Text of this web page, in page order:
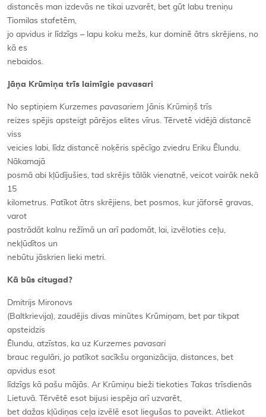
distancēs man izdevās ne tikai uzvarēt, bet gūt labu treniņu
Tiomilas stafetēm,
jo apvidus ir līdzīgs – lapu koku mežs, kur dominē ātrs skrējiens, no
kā es
nebaidos.
Jāņa Krūmiņa trīs laimīgie pavasari
No septiņiem Kurzemes pavasariem Jānis Krūmiņš trīs
reizes spējis apsteigt pārējos elites vīrus. Tērvetē vidējā distancē
viss
veicies labi, līdz distancē noķēris spēcīgo zviedru Eriku Ēlundu.
Nākamajā
posmā abi kļūdījušies, tad skrējis tālāk vienatnē, veicot vairāk nekā
15
kilometrus. Patīkot ātrs skrējiens, bet posmos, kur jāforsē gravas,
varot
pastrādāt kalnu režīmā un arī padomāt, lai, izvēloties ceļu,
nekļūdītos un
nebūtu jāskrien lieki metri.
Kā būs citugad?
Dmitrijs Mironovs
(Baltkrievija), zaudējis divas minūtes Krūmiņam, bet par tikpat
apsteidzis
Ēlundu, atzīstas, ka uz Kurzemes pavasari
brauc regulāri, jo patīkot sacīkšu organizācija, distances, bet
apvidus esot
līdzīgs kā pašu mājās. Ar Krūmiņu bieži tiekoties Takas trīsdienās
Lietuvā. Tērvētē esot bijusi iespēja arī uzvarēt,
bet dažas kļūdiņas ceļa izvēlē esot liegušas to paveikt. Atliekot